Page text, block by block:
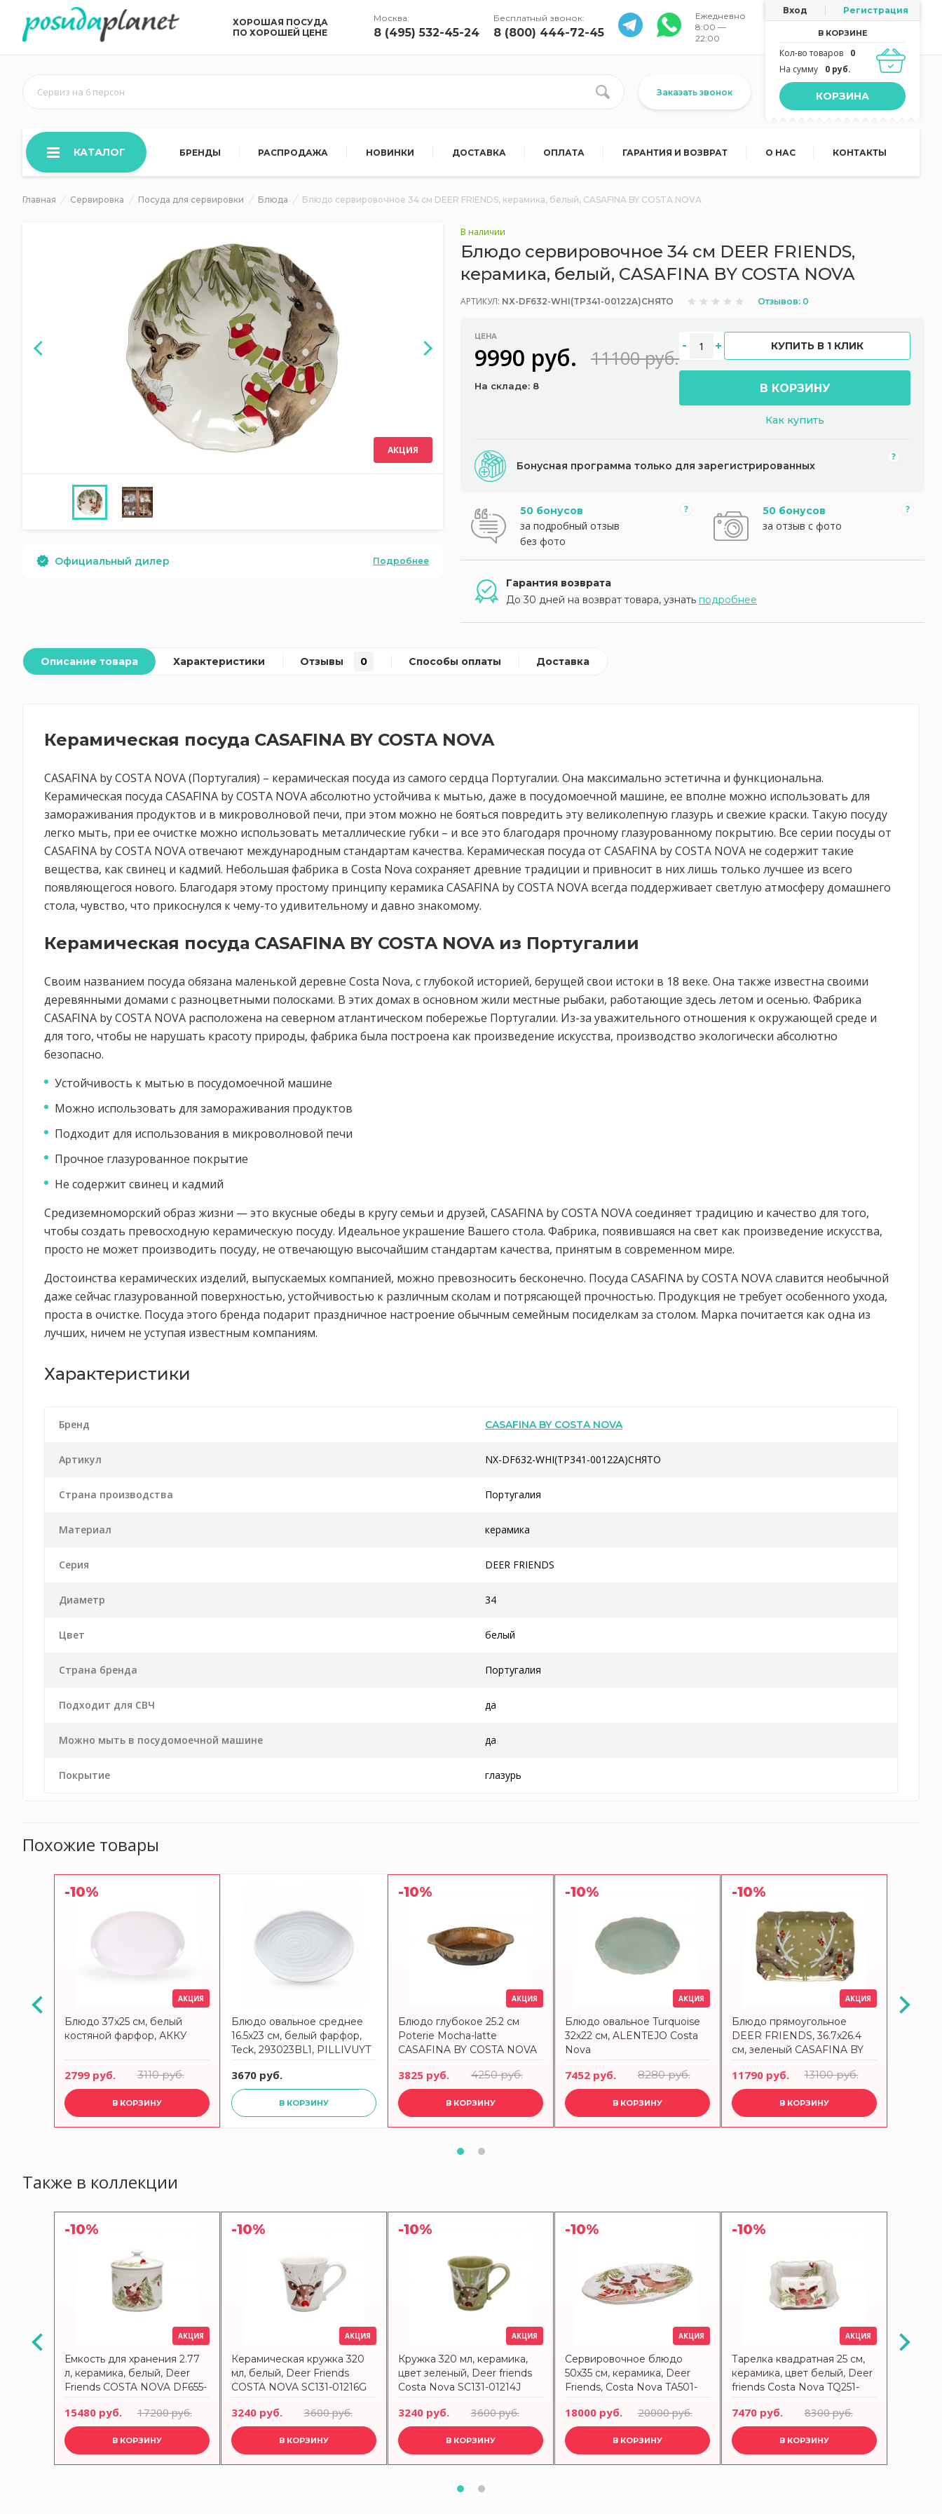
ХОРОШАЯ ПОСУДА
ПО ХОРОШЕЙ ЦЕНЕ
Москва:
8 (495) 532-45-24
Бесплатный звонок:
8 (800) 444-72-45
Ежедневно
8:00 —
22:00
Вход Регистрация
В КОРЗИНЕ
Кол-во товаров
0
На сумму
0 руб.
КОРЗИНА
Сервиз на 6 персон Заказать звонок
КАТАЛОГ БРЕНДЫ РАСПРОДАЖА НОВИНКИ ДОСТАВКА ОПЛАТА ГАРАНТИЯ И ВОЗВРАТ О НАС КОНТАКТЫ
Главная Сервировка Посуда для сервировки Блюда Блюдо сервировочное 34 см DEER FRIENDS, керамика, белый, CASAFINA BY COSTA NOVA
АКЦИЯ
Официальный дилер Подробнее
В наличии
Блюдо сервировочное 34 см DEER FRIENDS,
керамика, белый, CASAFINA BY COSTA NOVA
АРТИКУЛ: NX-DF632-WHI(TP341-00122A)СНЯТО Отзывов: 0
ЦЕНА
9990 руб. 11100 руб.
На складе: 8
КУПИТЬ В 1 КЛИК
В КОРЗИНУ
Как купить
Бонусная программа только для зарегистрированных
50 бонусов
за подробный отзыв
без фото
50 бонусов
за отзыв с фото
Гарантия возврата
До 30 дней на возврат товара, узнать подробнее
Описание товара Характеристики Отзывы 0 Способы оплаты Доставка
Керамическая посуда CASAFINA BY COSTA NOVA
CASAFINA by COSTA NOVA (Португалия) – керамическая посуда из самого сердца Португалии. Она максимально эстетична и функциональна.
Керамическая посуда CASAFINA by COSTA NOVA абсолютно устойчива к мытью, даже в посудомоечной машине, ее вполне можно использовать для
замораживания продуктов и в микроволновой печи, при этом можно не бояться повредить эту великолепную глазурь и свежие краски. Такую посуду
легко мыть, при ее очистке можно использовать металлические губки – и все это благодаря прочному глазурованному покрытию. Все серии посуды от
CASAFINA by COSTA NOVA отвечают международным стандартам качества. Керамическая посуда от CASAFINA by COSTA NOVA не содержит такие
вещества, как свинец и кадмий. Небольшая фабрика в Costa Nova сохраняет древние традиции и привносит в них лишь только лучшее из всего
появляющегося нового. Благодаря этому простому принципу керамика CASAFINA by COSTA NOVA всегда поддерживает светлую атмосферу домашнего
стола, чувство, что прикоснулся к чему-то удивительному и давно знакомому.
Керамическая посуда CASAFINA BY COSTA NOVA из Португалии
Своим названием посуда обязана маленькой деревне Costa Nova, с глубокой историей, берущей свои истоки в 18 веке. Она также известна своими
деревянными домами с разноцветными полосками. В этих домах в основном жили местные рыбаки, работающие здесь летом и осенью. Фабрика
CASAFINA by COSTA NOVA расположена на северном атлантическом побережье Португалии. Из-за уважительного отношения к окружающей среде и
для того, чтобы не нарушать красоту природы, фабрика была построена как произведение искусства, производство экологически абсолютно
безопасно.
Устойчивость к мытью в посудомоечной машине
Можно использовать для замораживания продуктов
Подходит для использования в микроволновой печи
Прочное глазурованное покрытие
Не содержит свинец и кадмий
Средиземноморский образ жизни — это вкусные обеды в кругу семьи и друзей, CASAFINA by COSTA NOVA соединяет традицию и качество для того,
чтобы создать превосходную керамическую посуду. Идеальное украшение Вашего стола. Фабрика, появившаяся на свет как произведение искусства,
просто не может производить посуду, не отвечающую высочайшим стандартам качества, принятым в современном мире.
Достоинства керамических изделий, выпускаемых компанией, можно превозносить бесконечно. Посуда CASAFINA by COSTA NOVA славится необычной
даже сейчас глазурованной поверхностью, устойчивостью к различным сколам и потрясающей прочностью. Продукция не требует особенного ухода,
проста в очистке. Посуда этого бренда подарит праздничное настроение обычным семейным посиделкам за столом. Марка почитается как одна из
лучших, ничем не уступая известным компаниям.
Характеристики
Бренд CASAFINA BY COSTA NOVA
Артикул NX-DF632-WHI(TP341-00122A)СНЯТО
Страна производства Португалия
Материал керамика
Серия DEER FRIENDS
Диаметр 34
Цвет белый
Страна бренда Португалия
Подходит для СВЧ да
Можно мыть в посудомоечной машине да
Покрытие глазурь
Похожие товары
АКЦИЯ
-10%
АКЦИЯ
Блюдо 37x25 см, белый
костяной фарфор, АККУ
2799 руб. 3110 руб.
В КОРЗИНУ
Блюдо овальное среднее
16.5x23 см, белый фарфор,
Teck, 293023BL1, PILLIVUYT
3670 руб.
В КОРЗИНУ
-10%
АКЦИЯ
Блюдо глубокое 25.2 см
Poterie Mocha-latte
CASAFINA BY COSTA NOVA
3825 руб. 4250 руб.
В КОРЗИНУ
-10%
АКЦИЯ
Блюдо овальное Turquoise
32x22 см, ALENTEJO Costa
Nova
7452 руб. 8280 руб.
В КОРЗИНУ
-10%
АКЦИЯ
Блюдо прямоугольное
DEER FRIENDS, 36.7x26.4
см, зеленый CASAFINA BY
11790 руб. 13100 руб.
В КОРЗИНУ
Также в коллекции
АКЦИЯ
-10%
АКЦИЯ
Емкость для хранения 2.77
л, керамика, белый, Deer
Friends COSTA NOVA DF655-
15480 руб. 17200 руб.
В КОРЗИНУ
-10%
АКЦИЯ
Керамическая кружка 320
мл, белый, Deer Friends
COSTA NOVA SC131-01216G
3240 руб. 3600 руб.
В КОРЗИНУ
-10%
АКЦИЯ
Кружка 320 мл, керамика,
цвет зеленый, Deer friends
Costa Nova SC131-01214J
3240 руб. 3600 руб.
В КОРЗИНУ
-10%
АКЦИЯ
Сервировочное блюдо
50х35 см, керамика, Deer
Friends, Costa Nova TA501-
18000 руб. 20000 руб.
В КОРЗИНУ
-10%
АКЦИЯ
Тарелка квадратная 25 см,
керамика, цвет белый, Deer
friends Costa Nova TQ251-
7470 руб. 8300 руб.
В КОРЗИНУ